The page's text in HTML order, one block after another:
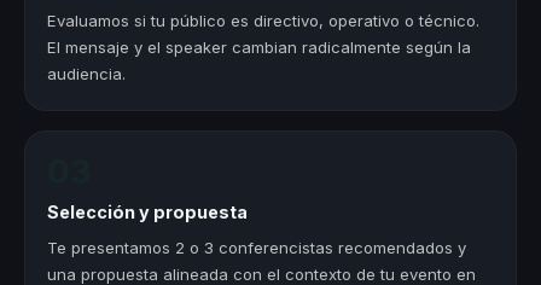
Evaluamos si tu público es directivo, operativo o técnico.
El mensaje y el speaker cambian radicalmente según la
audiencia.
Selección y propuesta
Te presentamos 2 o 3 conferencistas recomendados y
una propuesta alineada con el contexto de tu evento en